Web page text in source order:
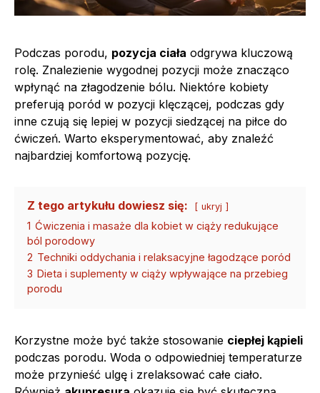
Podczas porodu, pozycja ciała odgrywa kluczową
rolę. Znalezienie wygodnej pozycji może znacząco
wpłynąć na złagodzenie bólu. Niektóre kobiety
preferują poród w pozycji klęczącej, podczas gdy
inne czują się lepiej w pozycji siedzącej na piłce do
ćwiczeń. Warto eksperymentować, aby znaleźć
najbardziej komfortową pozycję.
Z tego artykułu dowiesz się: ukryj
1 Ćwiczenia i masaże dla kobiet w ciąży redukujące
ból porodowy
2 Techniki oddychania i relaksacyjne łagodzące poród
3 Dieta i suplementy w ciąży wpływające na przebieg
porodu
Korzystne może być także stosowanie ciepłej kąpieli
podczas porodu. Woda o odpowiedniej temperaturze
może przynieść ulgę i zrelaksować całe ciało.